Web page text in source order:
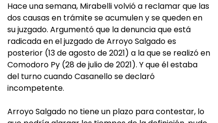
Hace una semana, Mirabelli volvió a reclamar que las
dos causas en trámite se acumulen y se queden en
su juzgado. Argumentó que la denuncia que está
radicada en el juzgado de Arroyo Salgado es
posterior (13 de agosto de 2021) a la que se realizó en
Comodoro Py (28 de julio de 2021). Y que él estaba
del turno cuando Casanello se declaró
incompetente.
Arroyo Salgado no tiene un plazo para contestar, lo